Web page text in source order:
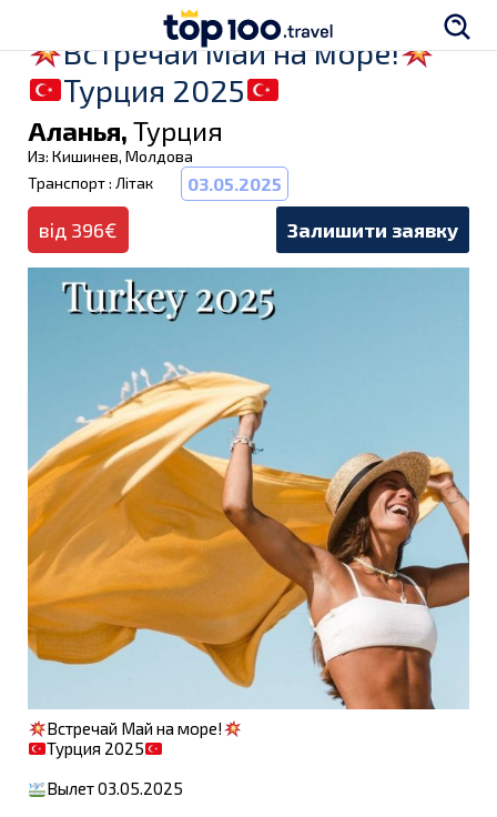
Встречай Май на море!
Турция 2025
Аланья, Турция
Из: Кишинев, Молдова
Транспорт : Літак
03.05.2025
від 396€ Залишити заявку
Встречай Май на море!
Турция 2025
Вылет 03.05.2025